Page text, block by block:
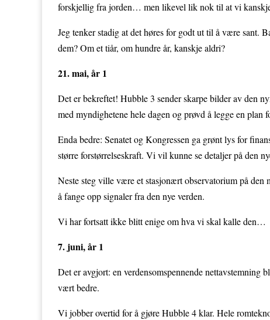
forskjellig fra jorden… men likevel lik nok til at vi
Jeg tenker stadig at det høres for godt ut til å være sant.
dem? Om et tiår, om hundre år, kanskje aldri?
21. mai, år 1
Det er bekreftet! Hubble 3 sender skarpe bilder av den
med myndighetene hele dagen og prøvd å legge en plan
Enda bedre: Senatet og Kongressen ga grønt lys for
større forstørrelseskraft. Vi vil kunne se detaljer på den
Neste steg ville være et stasjonært observatorium på
å fange opp signaler fra den nye verden.
Vi har fortsatt ikke blitt enige om hva vi skal kalle den…
7. juni, år 1
Det er avgjort: en verdensomspennende
vært bedre.
Vi jobber overtid for å gjøre Hubble 4 klar. Hele